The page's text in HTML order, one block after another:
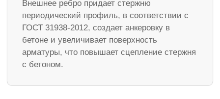
Внешнее ребро придает стержню
периодический профиль, в соответствии с
ГОСТ 31938-2012, создает анкеровку в
бетоне и увеличивает поверхность
арматуры, что повышает сцепление стержня
с бетоном.